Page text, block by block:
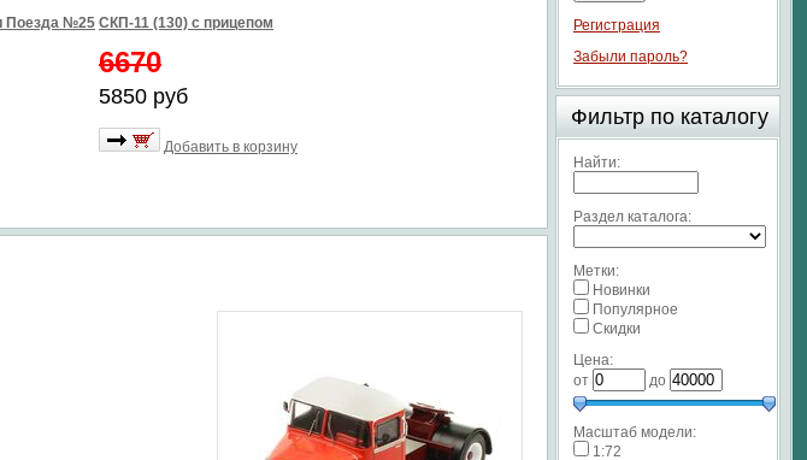
Поезда №25 СКП-11 (130) с прицепом
6670
5850 руб
Добавить в корзину
Регистрация
Забыли пароль?
Фильтр по каталогу
Найти:
Раздел каталога:
Метки:
Новинки
Популярное
Скидки
Цена:
от
до
Масштаб модели:
1:72